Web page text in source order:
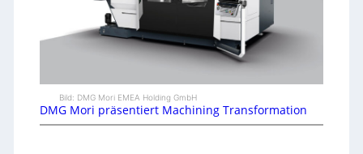
Bild: DMG Mori EMEA Holding GmbH
DMG Mori präsentiert Machining Transformation